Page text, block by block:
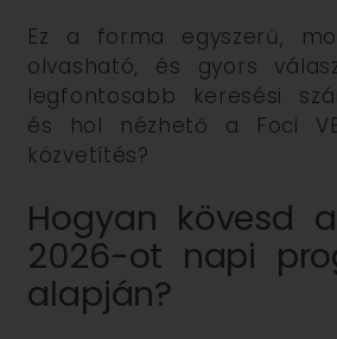
Ez a forma egyszerű,
olvasható, és gyors
legfontosabb keresési
és hol nézhető a Foci
közvetítés?
Hogyan kövesd
2026-ot napi
alapján?